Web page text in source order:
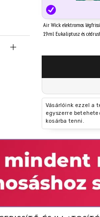
Air Wick elektromos
19ml Eukaliptusz és
Vásárlóink ezzel a
egyszerre
kosárba tenni.
múlik